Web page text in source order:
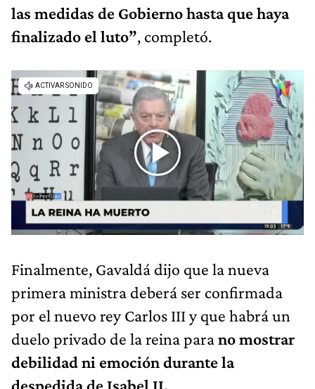
las medidas de Gobierno hasta que haya
finalizado el luto”, completó.
Finalmente, Gavaldá dijo que la nueva
primera ministra deberá ser confirmada
por el nuevo rey Carlos III y que habrá un
duelo privado de la reina parano mostrar
debilidad ni emoción durante la
despedida de Isabel II.